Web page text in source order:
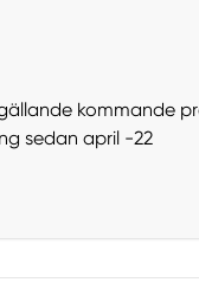
kommande
sedan april -22